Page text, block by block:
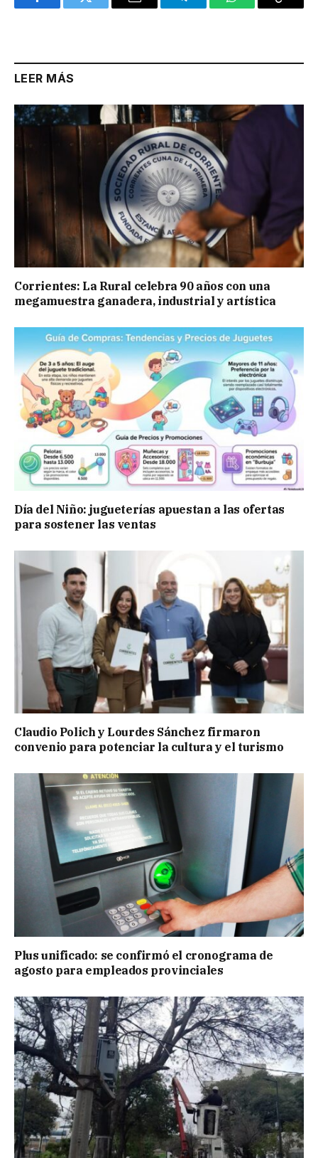
FacebookTwitter Email TelegramWhatsAppCopy
LEER MÁS
Corrientes: La Rural celebra 90 años con una
megamuestra ganadera, industrial y artística
Día del Niño: jugueterías apuestan a las ofertas
para sostener las ventas
Claudio Polich y Lourdes Sánchez firmaron
convenio para potenciar la cultura y el turismo
Plus unificado: se confirmó el cronograma de
agosto para empleados provinciales